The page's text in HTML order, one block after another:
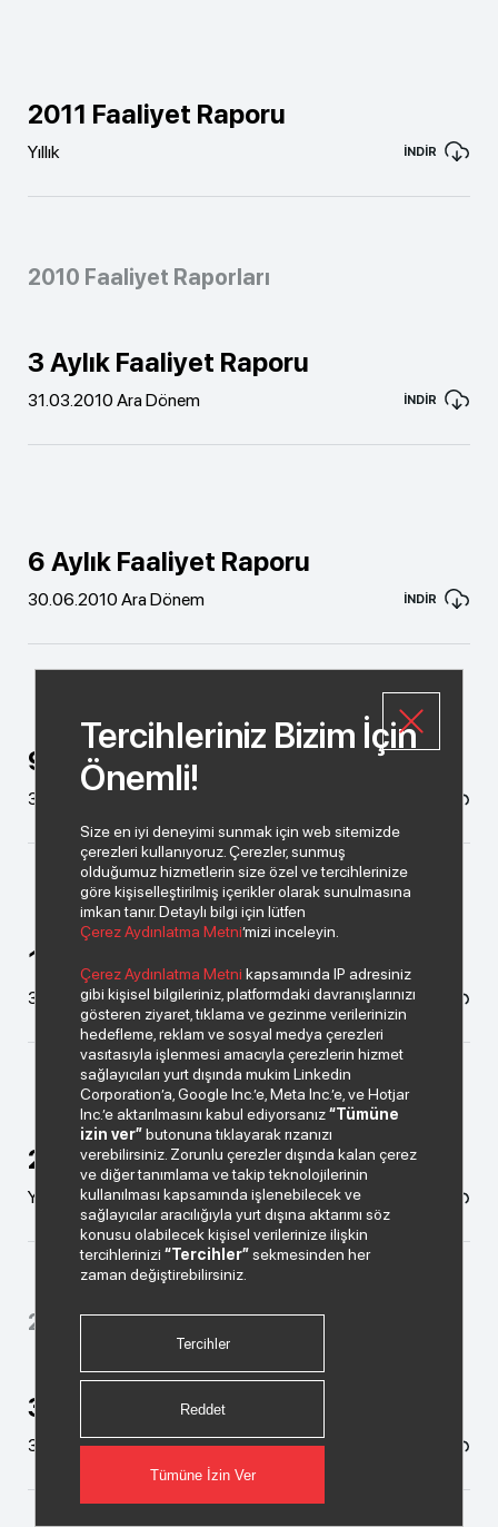
2011 Faaliyet Raporu
Yıllık İNDİR
2010 Faaliyet Raporları
3 Aylık Faaliyet Raporu
31.03.2010 Ara Dönem İNDİR
6 Aylık Faaliyet Raporu
30.06.2010 Ara Dönem İNDİR
9 Aylık Faaliyet Raporu
30.09.2010 Ara Dönem
12 Aylık Faaliyet Raporu
31.12.2010 Ara Dönem İNDİR
2010 Faaliyet Raporu
Yıllık
2009 Faaliyet Raporları
3 Aylık Faaliyet Raporu
31.03.2009 Ara Dönem
Tercihleriniz Bizim İçin
Önemli!
Size en iyi deneyimi sunmak için web sitemizde
çerezleri kullanıyoruz. Çerezler, sunmuş
olduğumuz hizmetlerin size özel ve tercihlerinize
göre kişiselleştirilmiş içerikler olarak sunulmasına
imkan tanır. Detaylı bilgi için lütfen
Çerez Aydınlatma Metni’mizi inceleyin.
Çerez Aydınlatma Metni kapsamında IP adresiniz
gibi kişisel bilgileriniz, platformdaki davranışlarınızı
gösteren ziyaret, tıklama ve gezinme verilerinizin
hedefleme, reklam ve sosyal medya çerezleri
vasıtasıyla işlenmesi amacıyla çerezlerin hizmet
sağlayıcıları yurt dışında mukim Linkedin
Corporation’a, Google Inc.’e, Meta Inc.’e, ve Hotjar
Inc.’e aktarılmasını kabul ediyorsanız“Tümüne
izin ver”butonuna tıklayarak rızanızı
verebilirsiniz. Zorunlu çerezler dışında kalan çerez
ve diğer tanımlama ve takip teknolojilerinin
kullanılması kapsamında işlenebilecek ve
sağlayıcılar aracılığıyla yurt dışına aktarımı söz
konusu olabilecek kişisel verilerinize ilişkin
tercihlerinizi“Tercihler”sekmesinden her
zaman değiştirebilirsiniz.
Tercihler
Reddet
Tümüne İzin Ver